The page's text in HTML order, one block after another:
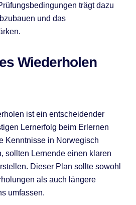
trägt dazu
und das
Wiederholen
ist ein entscheidender
Lernerfolg beim Erlernen
Kenntnisse in Norwegisch
sollten Lernende einen klaren
Dieser Plan sollte sowohl
als auch längere
umfassen.